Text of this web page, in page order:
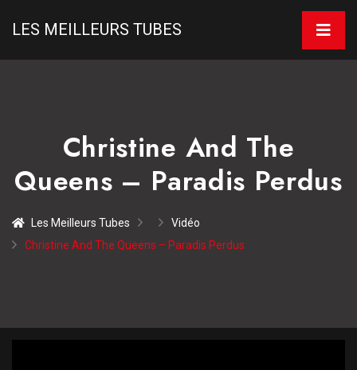
LES MEILLEURS TUBES
Christine And The
Queens – Paradis Perdus
Les Meilleurs Tubes
Vidéo
Christine And The Queens – Paradis Perdus